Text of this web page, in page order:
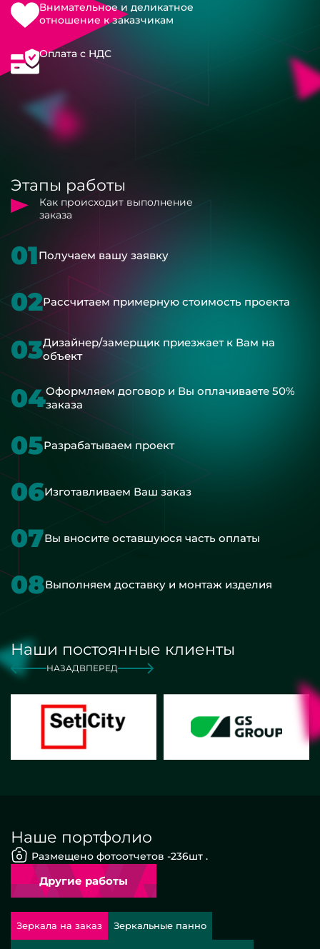
Внимательное и деликатное
отношение к заказчикам
Оплата с НДС
Этапы работы
Как происходит выполнение
заказа
01Получаем вашу заявку
02Рассчитаем примерную стоимость проекта
03Дизайнер/замерщик приезжает к Вам на
объект
04Оформляем договор и Вы оплачиваете 50%
заказа
05Разрабатываем проект
06Изготавливаем Ваш заказ
07Вы вносите оставшуюся часть оплаты
08Выполняем доставку и монтаж изделия
Наши постоянные клиенты
НАЗАДВПЕРЕД
Наше портфолио
Размещено фотоотчетов -236шт .
Другие работы
Зеркала на заказ Зеркальные панно